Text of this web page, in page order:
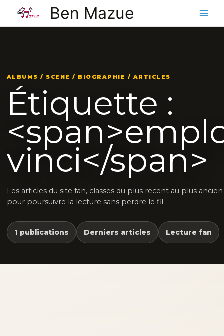
contenu
Ben Mazue
ALBUMS / SCENE / BIOGRAPHIE / ARTICLES
Étiquette :
vinci</span>
Les articles du site fan, classes du plus recent au plus ancien
pour poursuivre la lecture sans perdre le fil.
1 publications Derniers articles Lecture fan